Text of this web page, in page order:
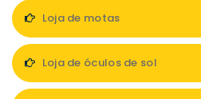
Loja de motas
Loja de óculos de sol